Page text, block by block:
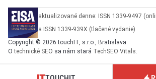
aktualizované denne: ISSN 1339-9497
a ISSN 1339-939X (tlačené vydanie)
Copyright © 2026 touchIT, s.r.o., Bratislava.
Otechnické SEO sa nám stará TechSEO Vitals.